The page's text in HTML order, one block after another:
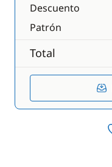
Descuento
Patrón
Total